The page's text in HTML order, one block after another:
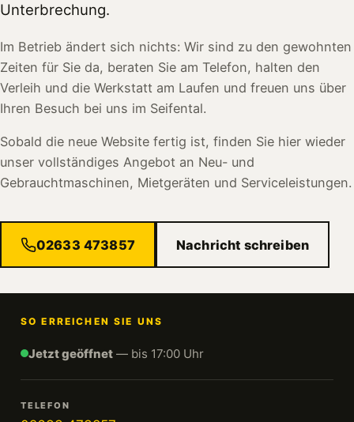
Unterbrechung.
Im Betrieb ändert sich nichts: Wir sind zu den gewohnten
Zeiten für Sie da, beraten Sie am Telefon, halten den
Verleih und die Werkstatt am Laufen und freuen uns über
Ihren Besuch bei uns im Seifental.
Sobald die neue Website fertig ist, finden Sie hier wieder
unser vollständiges Angebot an Neu- und
Gebrauchtmaschinen, Mietgeräten und Serviceleistungen.
02633 473857 Nachricht schreiben
SO ERREICHEN SIE UNS
Jetzt geöffnet — bis 17:00 Uhr
TELEFON